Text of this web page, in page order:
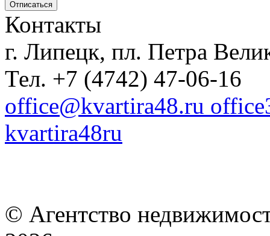
Контакты
г. Липецк, пл. Петра
Тел. +7 (4742) 47-06-16
office@kvartira48.ru
kvartira48ru
© Агентство